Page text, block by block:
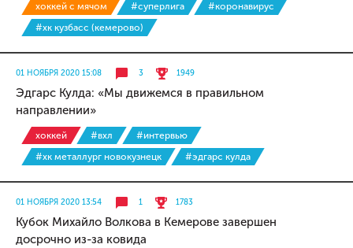
хоккей с мячом #суперлига
#коронавирус
#хк кузбасс (кемерово)
01 НОЯБРЯ 2020 15:08 3 1949
Эдгарс Кулда: «Мы движемся в правильном
направлении»
хоккей #вхл
#интервью
#хк металлург новокузнецк
#эдгарс кулда
01 НОЯБРЯ 2020 13:54 1 1783
Кубок Михайло Волкова в Кемерове завершен
досрочно из-за ковида